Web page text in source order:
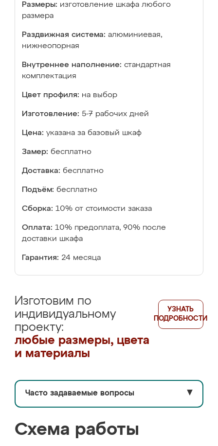
Размеры: изготовление шкафа любого
размера
Раздвижная система: алюминиевая,
нижнеопорная
Внутреннее наполнение: стандартная
комплектация
Цвет профиля: на выбор
Изготовление: 5-7 рабочих дней
Цена: указана за базовый шкаф
Замер: бесплатно
Доставка: бесплатно
Подъём: бесплатно
Сборка: 10% от стоимости заказа
Оплата: 10% предоплата, 90% после
доставки шкафа
Гарантия: 24 месяца
Изготовим по
индивидуальному
проекту:
любые размеры, цвета
и материалы
УЗНАТЬ
ПОДРОБНОСТИ
Часто задаваемые вопросы ▼
Схема работы